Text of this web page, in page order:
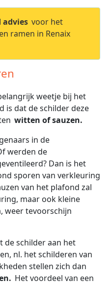
voor het
ramen in Renaix
weetje bij het
is dat de schilder deze
witten of sauzen.
in de
werden de
Dan is het
sporen van verkleuring
van het plafond zal
maar ook kleine
weer tevoorschijn
de schilder aan het
nl. het schilderen van
stellen zich dan
Het voordeel van een